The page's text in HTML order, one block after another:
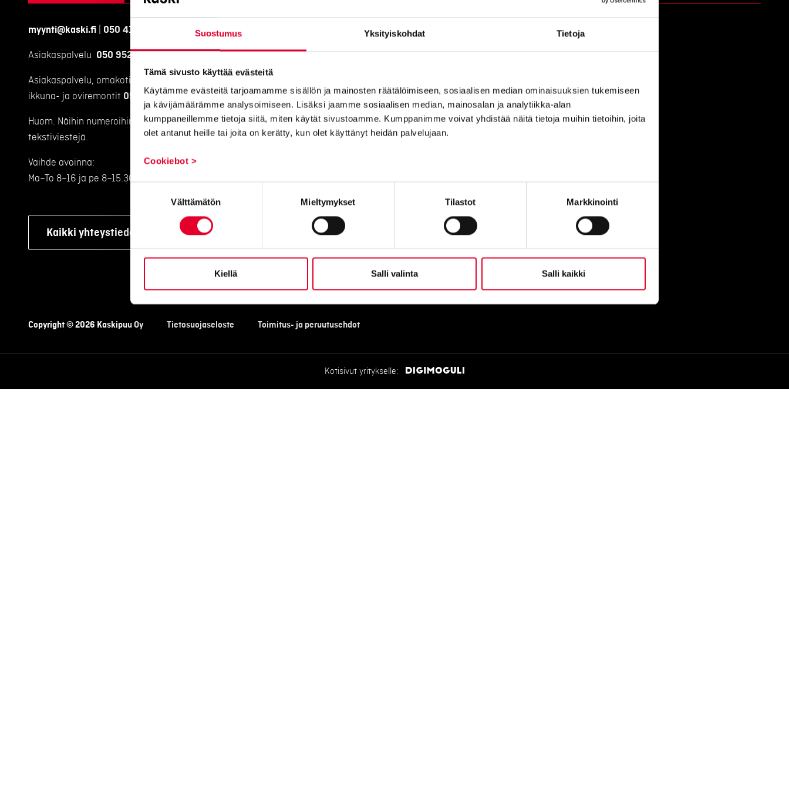
Suostumus Yksityiskohdat Tietoja
Tämä sivusto käyttää evästeitä
Käytämme evästeitä tarjoamamme sisällön ja mainosten räätälöimiseen, sosiaalisen median ominaisuuksien tukemiseen
ja kävijämäärämme analysoimiseen. Lisäksi jaamme sosiaalisen median, mainosalan ja analytiikka-alan
kumppaneillemme tietoja siitä, miten käytät sivustoamme. Kumppanimme voivat yhdistää näitä tietoja muihin tietoihin, joita
olet antanut heille tai joita on kerätty, kun olet käyttänyt heidän palvelujaan.
Cookiebot >
Välttämätön Mieltymykset Tilastot Markkinointi
Kiellä Salli valinta Salli kaikki
myynti@kaski.fi 050 4150 450
Asiakaspalvelu 050 9520 111
Asiakaspalvelu, omakotitalojen
ikkuna- ja oviremontit 050 9520 112
Huom. Näihin numeroihin emme voi vastaanottaa
tekstiviestejä.
Vaihde avoinna:
Ma–To 8–16 ja pe 8–15.30
Kaikki yhteystiedot
Petikontie 1 B 2:krs, 01720
Pirkkala
Haikanvuori 6 C 46, 33920 Pirkkala
Raisio
Kansankatu 49, 90100
Tulemantie 1 B 5, 70800 Kuopio
Kaskipuu Oy
Ovitie 1
Kaskipuu Viitasaari
Puutie 4
Copyright © 2026 Kaskipuu Oy Tietosuojaseloste Toimitus- ja peruutusehdot
Kotisivut yritykselle: